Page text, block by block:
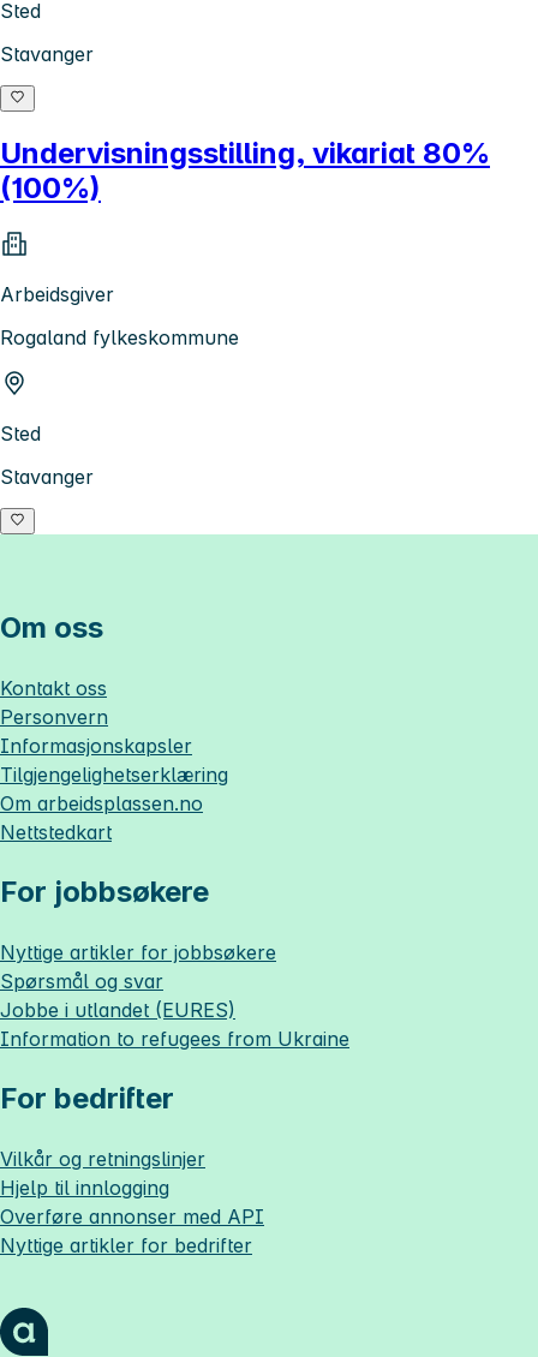
Sted
Stavanger
Undervisningsstilling, vikariat 80%
(100%)
Arbeidsgiver
Rogaland fylkeskommune
Sted
Stavanger
Om oss
Kontakt oss
Personvern
Informasjonskapsler
Tilgjengelighetserklæring
Om arbeidsplassen.no
Nettstedkart
For jobbsøkere
Nyttige artikler for jobbsøkere
Spørsmål og svar
Jobbe i utlandet (EURES)
Information to refugees from Ukraine
For bedrifter
Vilkår og retningslinjer
Hjelp til innlogging
Overføre annonser med API
Nyttige artikler for bedrifter